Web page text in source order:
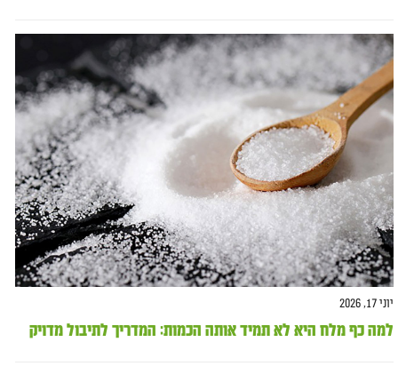
יוני 17, 2026
למה כף מלח היא לא תמיד אותה הכמות: המדריך לתיבול מדויק